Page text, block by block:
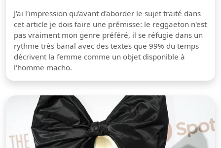
J'ai l'impression qu'avant d'aborder le sujet traité dans
cet article je dois faire une prémisse: le reggaeton n'est
pas vraiment mon genre préféré, il se réfugie dans un
rythme très banal avec des textes que 99% du temps
décrivent la femme comme un objet disponible à
l'homme macho.